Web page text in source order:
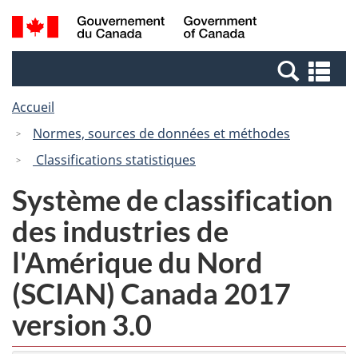
Passer
au
Passer
à
Canada
Recherche
et
et
Accueil
Normes, sources de données et méthodes
Classifications statistiques
Système de classification
des industries de
l'Amérique du Nord
(SCIAN) Canada 2017
version 3.0